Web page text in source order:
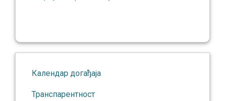
Календар догађаја
Транспарентност